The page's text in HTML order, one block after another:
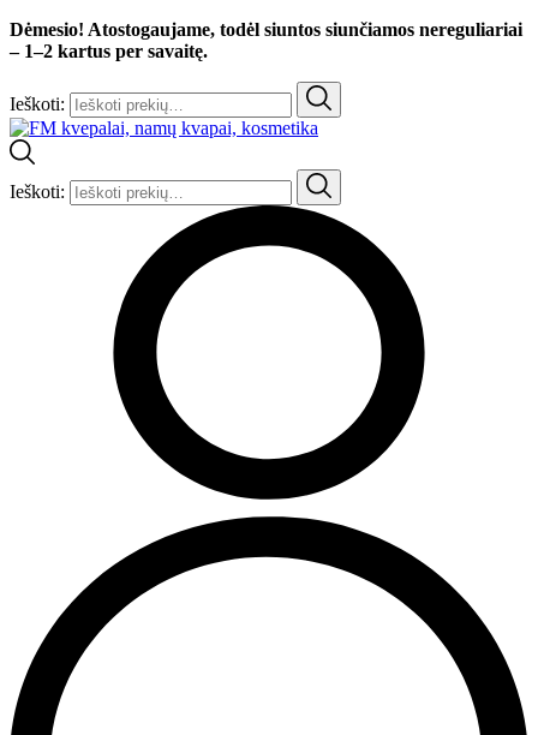
Dėmesio! Atostogaujame, todėl siuntos siunčiamos nereguliariai
– 1–2 kartus per savaitę.
Ieškoti:
Ieškoti: